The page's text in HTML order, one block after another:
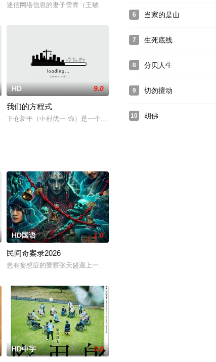
经常被欺凌而
匪片。故事讲述侦缉警长赵敬才(罗莽 饰)因一次行动，连累
迷信网络信息的妻子雪青（王敏奕 饰）和丈夫浩华（张兆辉 饰）痛失独
森(瑞秋)和世俗
HD 9.0
我们的方程式
下仓新平（中村优一 饰）是一个平凡而又内向的高中男生，唯一的特长
立“斩毒行动”专案组，
怖传说，生物系学生苏瑶与同学进山科考，却因遭遇飓风来袭
HD国语 1.0
民间奇案录2026
患有妄想症的警察张天盛遇上一起离奇的神像杀人事件，勘案过程中，牵
HD中字 3.0
6 当家的是山
7 生死底线
8 分贝人生
9 切勿擅动
10 胡佛